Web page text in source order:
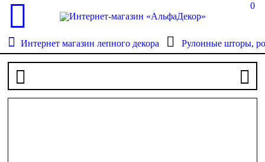
0
Интернет магазин лепного декора Рулонные шторы,